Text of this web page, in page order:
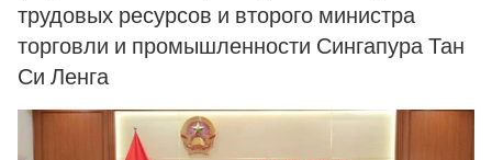
трудовых ресурсов и второго министра
торговли и промышленности Сингапура Тан
Си Ленга